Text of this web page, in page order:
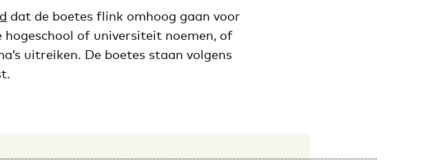
dat de boetes flink omhoog gaan voor
of universiteit noemen, of
uitreiken. De boetes staan volgens